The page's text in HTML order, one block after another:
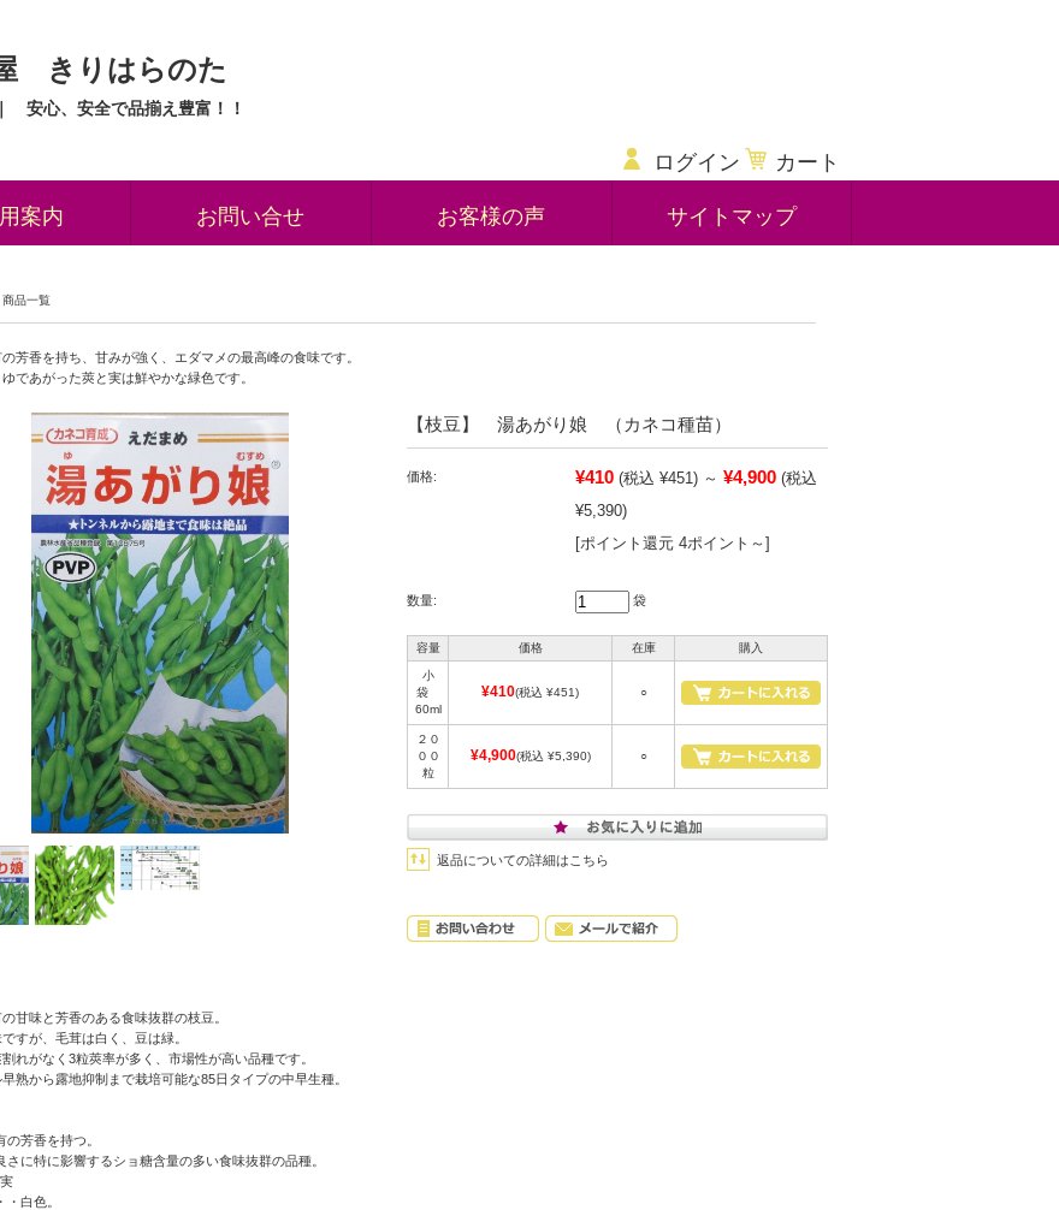
きりはらのた
安心、安全で品揃え豊富！！
ログイン カート
案内 お問い合せ お客様の声 サイトマップ
商品一覧
芳香を持ち、甘みが強く、エダマメの最高峰の食味です。
であがった莢と実は鮮やかな緑色です。
【枝豆】 湯あがり娘 （カネコ種苗）
価格: ¥410 (税込 ¥451) ～ ¥4,900 (税込
¥5,390)
[ポイント還元 4ポイント～]
数量: 袋
容量 価格 在庫 購入
小
袋
60ml
¥410(税込 ¥451) ○
２０
００
粒
¥4,900(税込 ¥5,390) ○
返品についての詳細はこちら
甘味と芳香のある食味抜群の枝豆。
すが、毛茸は白く、豆は緑。
れがなく3粒莢率が多く、市場性が高い品種です。
早熟から露地抑制まで栽培可能な85日タイプの中早生種。
の芳香を持つ。
さに特に影響するショ糖含量の多い食味抜群の品種。
・白色。